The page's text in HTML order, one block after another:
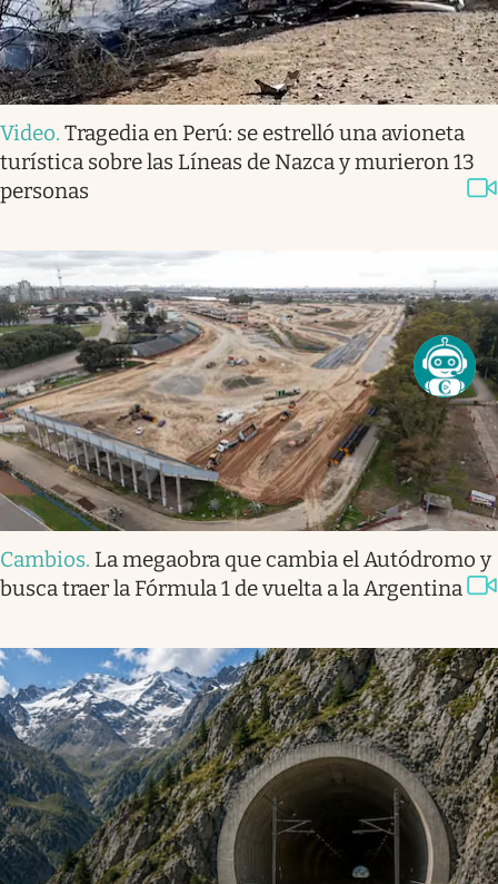
Video. Tragedia en Perú: se estrelló una avioneta
turística sobre las Líneas de Nazca y murieron 13
personas
Cambios. La megaobra que cambia el Autódromo y
busca traer la Fórmula 1 de vuelta a la Argentina